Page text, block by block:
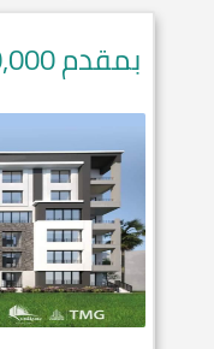
بمقدم 2,800,000